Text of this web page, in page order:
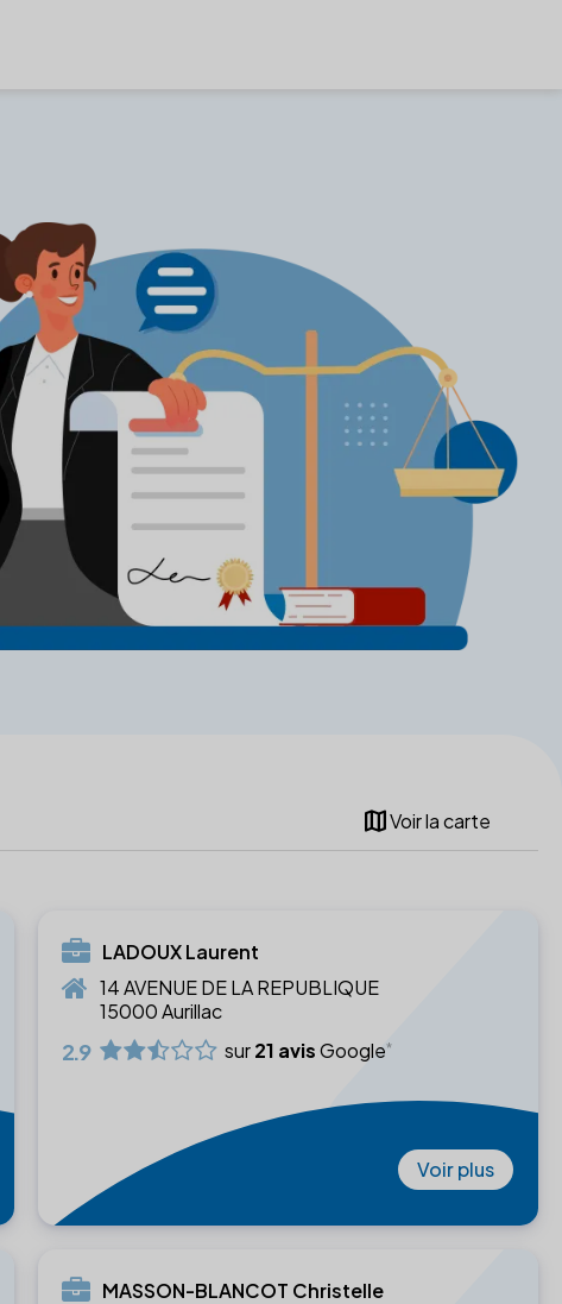
mapVoir la carte
LADOUX Laurent
14 AVENUE DE LA REPUBLIQUE
15000 Aurillac
2.9 sur21 avisGoogle
Voir plus
MASSON-BLANCOT Christelle